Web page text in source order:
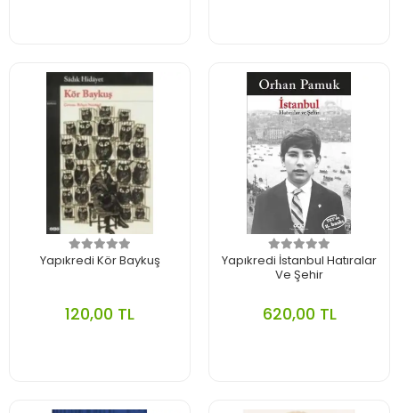
Yapıkredi Kör Baykuş
120,00 TL
Yapıkredi İstanbul Hatıralar
Ve Şehir
620,00 TL